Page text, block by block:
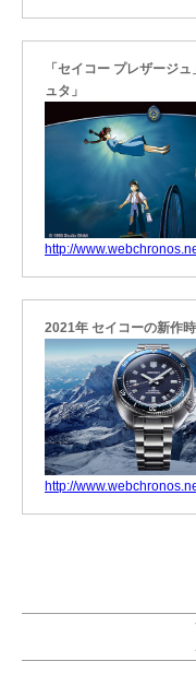
「セイコー プレザージ
ュタ」
http://
2021年 セイコーの新作
http://